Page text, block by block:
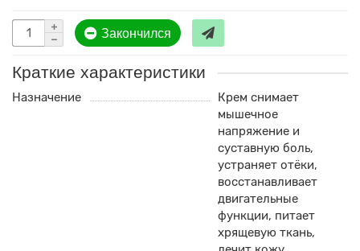
Закончился
Краткие характеристики
Назначение
Крем снимает
мышечное
напряжение и
суставную боль,
устраняет отёки,
восстанавливает
двигательные
функции, питает
хрящевую ткань,